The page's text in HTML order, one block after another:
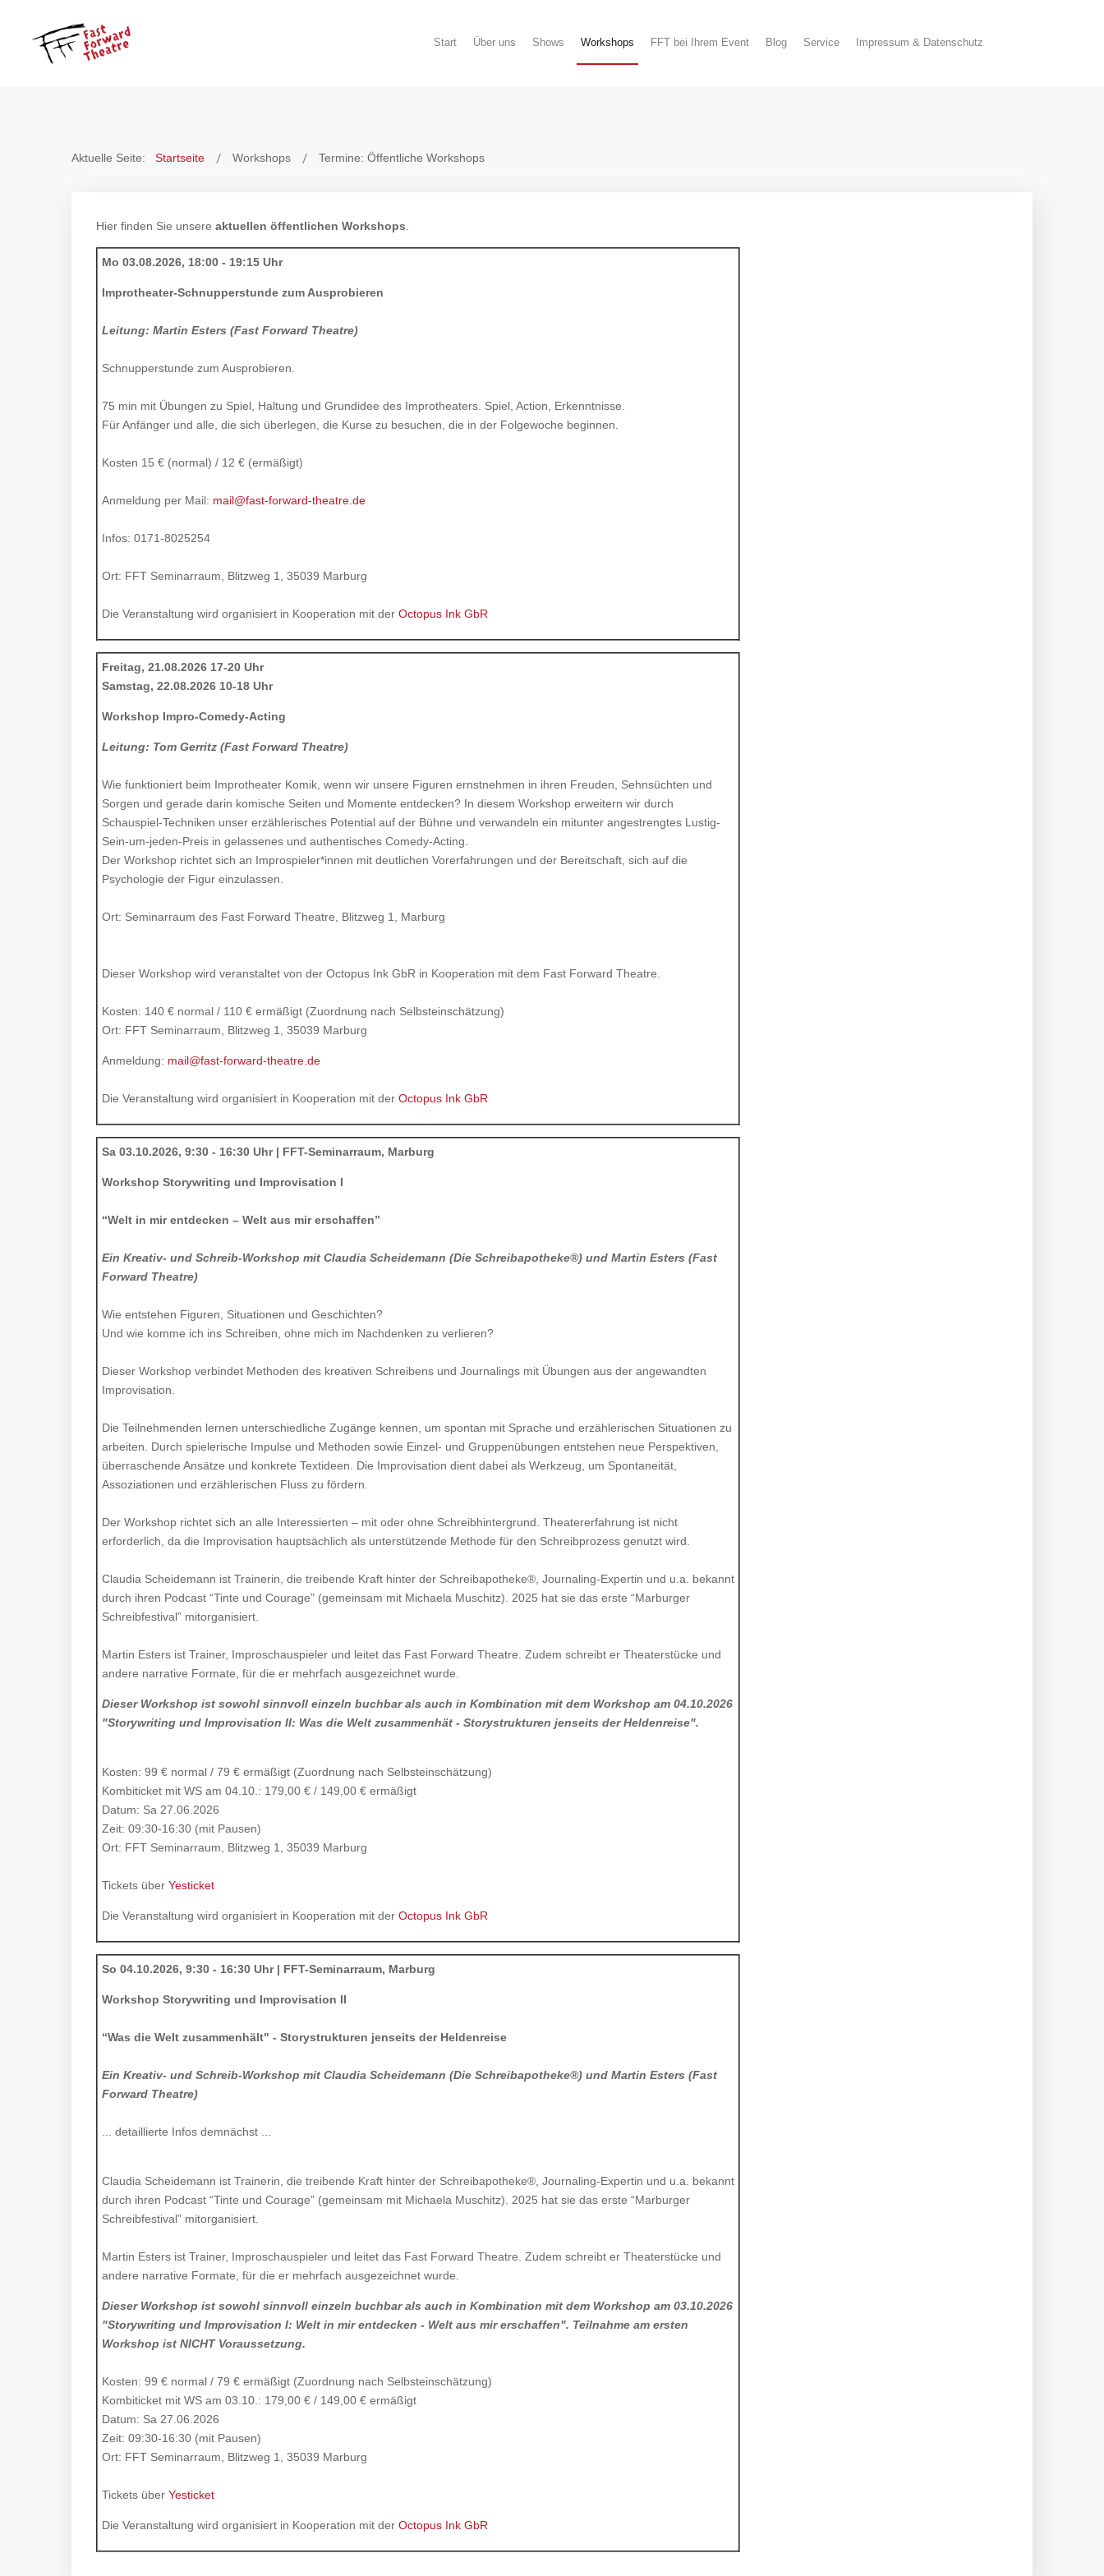
Start Über uns Shows Workshops FFT bei Ihrem Event Blog Service Impressum & Datenschutz
Aktuelle Seite: Startseite Workshops Termine: Öffentliche Workshops
Hier finden Sie unsere aktuellen öffentlichen Workshops
Mo 03.08.2026, 18:00 - 19:15 Uhr
Improtheater-Schnupperstunde zum Ausprobieren
Leitung: Martin Esters (Fast Forward Theatre)
Schnupperstunde zum Ausprobieren.
75 min mit Übungen zu Spiel, Haltung und Grundidee des Improtheaters. Spiel, Action, Erkenntnisse.
Für Anfänger und alle, die sich überlegen, die Kurse zu besuchen, die in der Folgewoche beginnen.
Kosten 15 € (normal) / 12 € (ermäßigt)
Anmeldung per Mail: mail@fast-forward-theatre.de
Infos: 0171-8025254
Ort: FFT Seminarraum, Blitzweg 1, 35039 Marburg
Die Veranstaltung wird organisiert in Kooperation mit der Octopus Ink GbR
Freitag, 21.08.2026 17-20 Uhr
Samstag, 22.08.2026 10-18 Uhr
Workshop Impro-Comedy-Acting
Leitung: Tom Gerritz (Fast Forward Theatre)
Wie funktioniert beim Improtheater Komik, wenn wir unsere Figuren ernstnehmen in ihren Freuden, Sehnsüchten und
Sorgen und gerade darin komische Seiten und Momente entdecken? In diesem Workshop erweitern wir durch
Schauspiel-Techniken unser erzählerisches Potential auf der Bühne und verwandeln ein mitunter angestrengtes Lustig-
Sein-um-jeden-Preis in gelassenes und authentisches Comedy-Acting.
Der Workshop richtet sich an Improspieler*innen mit deutlichen Vorerfahrungen und der Bereitschaft, sich auf die
Psychologie der Figur einzulassen.
Ort: Seminarraum des Fast Forward Theatre, Blitzweg 1, Marburg
Dieser Workshop wird veranstaltet von der Octopus Ink GbR in Kooperation mit dem Fast Forward Theatre.
Kosten: 140 € normal / 110 € ermäßigt (Zuordnung nach Selbsteinschätzung)
Ort: FFT Seminarraum, Blitzweg 1, 35039 Marburg
Anmeldung: mail@fast-forward-theatre.de
Die Veranstaltung wird organisiert in Kooperation mit der Octopus Ink GbR
Sa 03.10.2026, 9:30 - 16:30 Uhr | FFT-Seminarraum, Marburg
Workshop Storywriting und Improvisation I
“Welt in mir entdecken – Welt aus mir erschaffen”
Ein Kreativ- und Schreib-Workshop mit Claudia Scheidemann (Die Schreibapotheke®) und Martin Esters (Fast
Forward Theatre)
Wie entstehen Figuren, Situationen und Geschichten?
Und wie komme ich ins Schreiben, ohne mich im Nachdenken zu verlieren?
Dieser Workshop verbindet Methoden des kreativen Schreibens und Journalings mit Übungen aus der angewandten
Improvisation.
Die Teilnehmenden lernen unterschiedliche Zugänge kennen, um spontan mit Sprache und erzählerischen Situationen zu
arbeiten. Durch spielerische Impulse und Methoden sowie Einzel- und Gruppenübungen entstehen neue Perspektiven,
überraschende Ansätze und konkrete Textideen. Die Improvisation dient dabei als Werkzeug, um Spontaneität,
Assoziationen und erzählerischen Fluss zu fördern.
Der Workshop richtet sich an alle Interessierten – mit oder ohne Schreibhintergrund. Theatererfahrung ist nicht
erforderlich, da die Improvisation hauptsächlich als unterstützende Methode für den Schreibprozess genutzt wird.
Claudia Scheidemann ist Trainerin, die treibende Kraft hinter der Schreibapotheke®, Journaling-Expertin und u.a. bekannt
durch ihren Podcast “Tinte und Courage” (gemeinsam mit Michaela Muschitz). 2025 hat sie das erste “Marburger
Schreibfestival” mitorganisiert.
Martin Esters ist Trainer, Improschauspieler und leitet das Fast Forward Theatre. Zudem schreibt er Theaterstücke und
andere narrative Formate, für die er mehrfach ausgezeichnet wurde.
Dieser Workshop ist sowohl sinnvoll einzeln buchbar als auch in Kombination mit dem Workshop am 04.10.2026
"Storywriting und Improvisation II: Was die Welt zusammenhät - Storystrukturen jenseits der Heldenreise".
Kosten: 99 € normal / 79 € ermäßigt (Zuordnung nach Selbsteinschätzung)
Kombiticket mit WS am 04.10.: 179,00 € / 149,00 € ermäßigt
Datum: Sa 27.06.2026
Zeit: 09:30-16:30 (mit Pausen)
Ort: FFT Seminarraum, Blitzweg 1, 35039 Marburg
Tickets über Yesticket
Die Veranstaltung wird organisiert in Kooperation mit der Octopus Ink GbR
So 04.10.2026, 9:30 - 16:30 Uhr | FFT-Seminarraum, Marburg
Workshop Storywriting und Improvisation II
“Was die Welt zusammenhält" - Storystrukturen jenseits der Heldenreise
Ein Kreativ- und Schreib-Workshop mit Claudia Scheidemann (Die Schreibapotheke®) und Martin Esters (Fast
Forward Theatre)
... detaillierte Infos demnächst ...
Claudia Scheidemann ist Trainerin, die treibende Kraft hinter der Schreibapotheke®, Journaling-Expertin und u.a. bekannt
durch ihren Podcast “Tinte und Courage” (gemeinsam mit Michaela Muschitz). 2025 hat sie das erste “Marburger
Schreibfestival” mitorganisiert.
Martin Esters ist Trainer, Improschauspieler und leitet das Fast Forward Theatre. Zudem schreibt er Theaterstücke und
andere narrative Formate, für die er mehrfach ausgezeichnet wurde.
Dieser Workshop ist sowohl sinnvoll einzeln buchbar als auch in Kombination mit dem Workshop am 03.10.2026
"Storywriting und Improvisation I: Welt in mir entdecken - Welt aus mir erschaffen". Teilnahme am ersten
Workshop ist NICHT Voraussetzung.
Kosten: 99 € normal / 79 € ermäßigt (Zuordnung nach Selbsteinschätzung)
Kombiticket mit WS am 03.10.: 179,00 € / 149,00 € ermäßigt
Datum: Sa 27.06.2026
Zeit: 09:30-16:30 (mit Pausen)
Ort: FFT Seminarraum, Blitzweg 1, 35039 Marburg
Tickets über Yesticket
Die Veranstaltung wird organisiert in Kooperation mit der Octopus Ink GbR